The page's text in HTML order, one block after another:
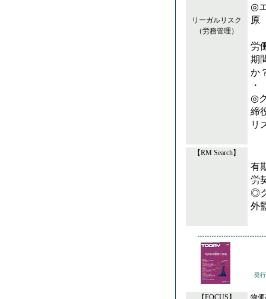
リーガルリスク
（労務管理）
◎
原
労
期
か
◎
締
リ
【RM Search】
有
労
◎
外
発
【FOCUS】
物